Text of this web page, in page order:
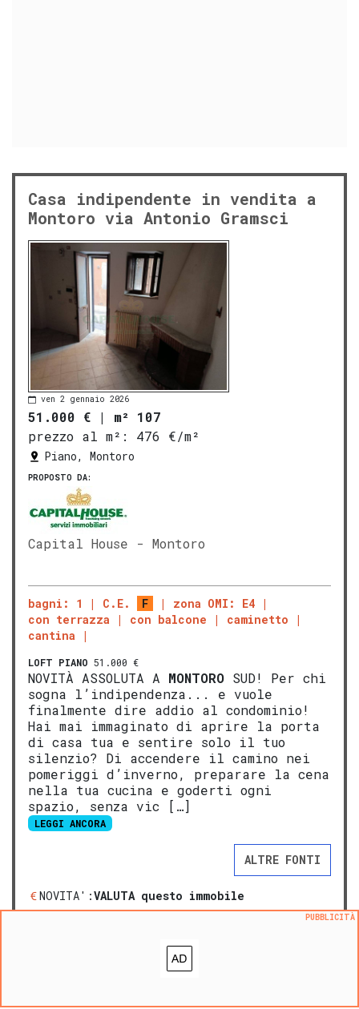
Casa indipendente in vendita a
Montoro via Antonio Gramsci
ven 2 gennaio 2026
51.000 € | m² 107
prezzo al m²:
476 €/m²
Piano, Montoro
PROPOSTO DA:
Capital House - Montoro
bagni: 1 C.E. F
zona OMI: E4
con terrazza
con balcone
caminetto
cantina
LOFT PIANO 51.000 €
NOVITÀ ASSOLUTA A MONTORO SUD! Per chi
sogna l’indipendenza... e vuole
finalmente dire addio al condominio!
Hai mai immaginato di aprire la porta
di casa tua e sentire solo il tuo
silenzio? Di accendere il camino nei
pomeriggi d’inverno, preparare la cena
nella tua cucina e goderti ogni
spazio, senza vic […]
LEGGI ANCORA
ALTRE FONTI
NOVITA':VALUTA questo immobile
Aggiungi ai preferiti
prezzo medio casa indipendente in zona OMI E4
prezzo medio casa indipendente in zona Piano
PUBBLICITÀ